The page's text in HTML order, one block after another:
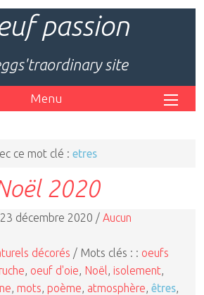
passion
site
Menu
ce mot clé : etres
2020
décembre 2020 / Aucun
décorés / Mots clés : : oeufs
oeuf d'oie Noël isolement
mots poème atmosphère êtres